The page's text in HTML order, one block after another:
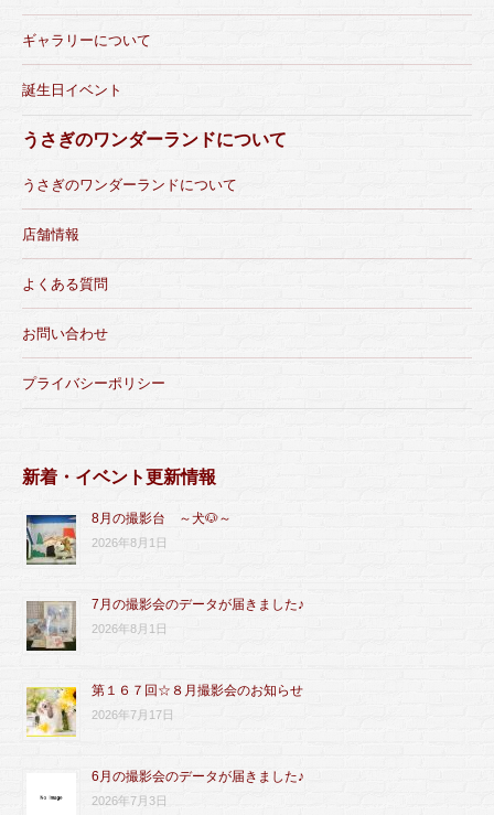
ギャラリーについて
誕生日イベント
うさぎのワンダーランドについて
うさぎのワンダーランドについて
店舗情報
よくある質問
お問い合わせ
プライバシーポリシー
新着・イベント更新情報
8月の撮影台 ～犬🐶～
2026年8月1日
7月の撮影会のデータが届きました♪
2026年8月1日
第１６７回☆８月撮影会のお知らせ
2026年7月17日
6月の撮影会のデータが届きました♪
2026年7月3日